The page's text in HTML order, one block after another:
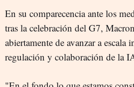
En su comparecencia ante los
tras la celebración del G7,
abiertamente de avanzar a escala
regulación y colaboración de la